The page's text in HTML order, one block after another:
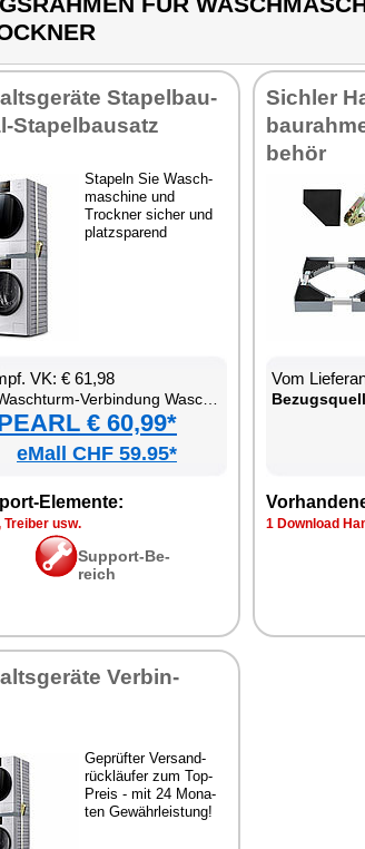
Sta­pel­bau­
Sta­pel­bau­satz
Sta­peln Sie Wasch­
ma­schi­ne und
Trock­ner si­cher und
platz­spa­rend
VK: € 61,98
Ver­bin­dung Wasch­ma­schi­ne Trock­ner
€ 60,99*
eMall CHF 59.95*
Ele­men­te:
Trei­ber usw.
Sup­port-Be­
reich
Sich­ler
be­hör
Vom
1 Down­load
Ver­bin­
Ge­prüf­ter Ver­sand­
rück­läu­fer zum Top-
Preis - mit 24 Mo­na­
ten Ge­währ­leis­tung!